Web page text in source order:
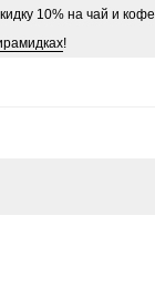
10% на чай и
!